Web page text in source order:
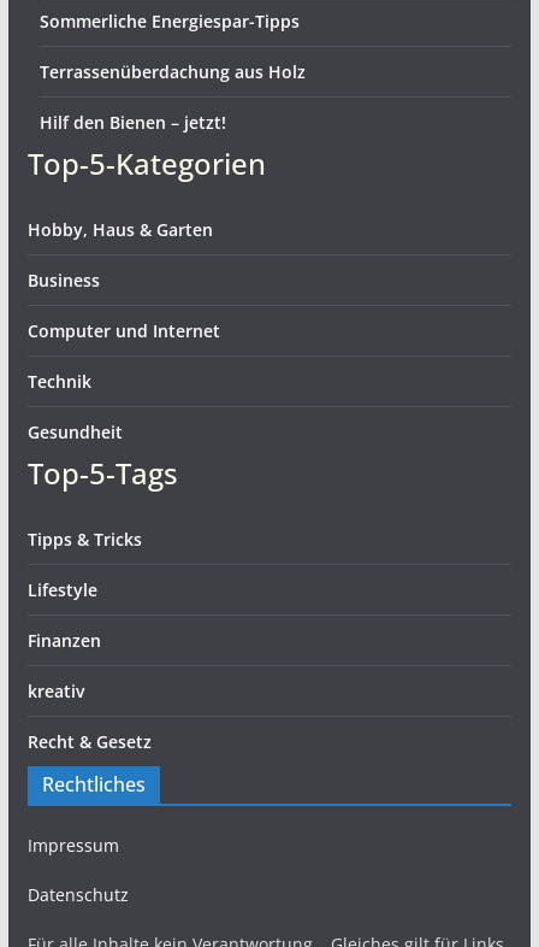
Sommerliche Energiespar-Tipps
Terrassenüberdachung aus Holz
Hilf den Bienen – jetzt!
Top-5-Kategorien
Hobby, Haus & Garten
Business
Computer und Internet
Technik
Gesundheit
Top-5-Tags
Tipps & Tricks
Lifestyle
Finanzen
kreativ
Recht & Gesetz
Rechtliches
Impressum
Datenschutz